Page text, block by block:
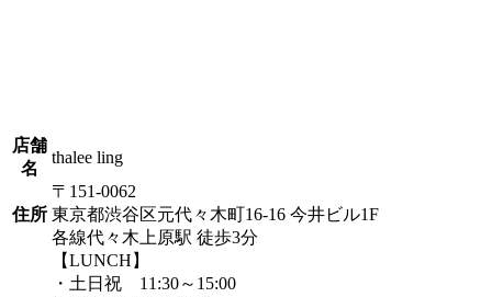
店舗
名
thalee ling
住所
〒151-0062
東京都渋谷区元代々木町16-16 今井ビル1F
各線代々木上原駅 徒歩3分
【LUNCH】
・土日祝 11:30～15:00